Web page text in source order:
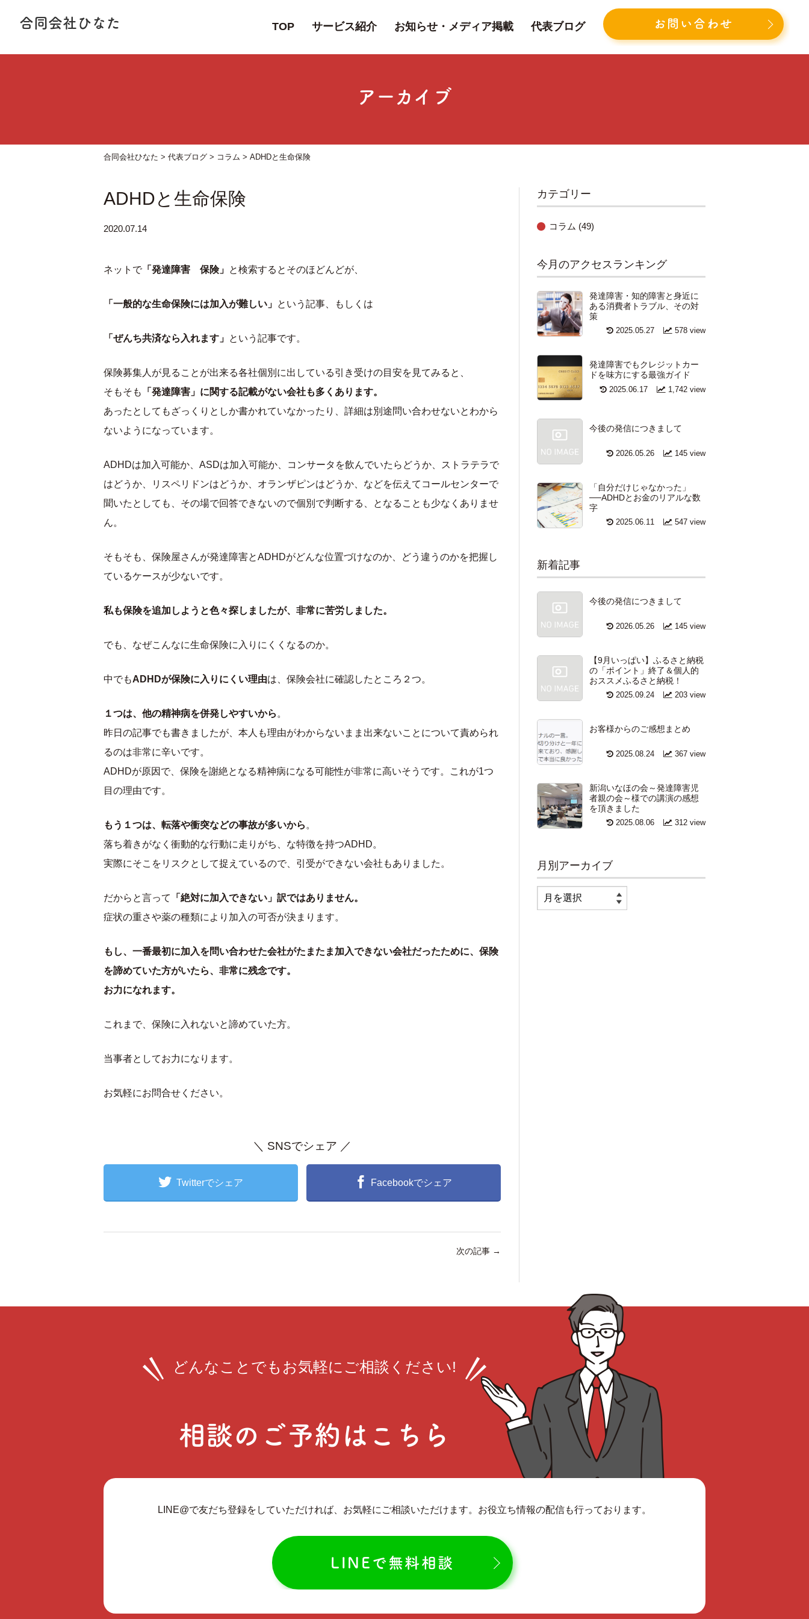
合同会社ひなた TOP サービス紹介 お知らせ・メディア掲載 代表ブログ お問い合わせ
アーカイブ
合同会社ひなた > 代表ブログ > コラム > ADHDと生命保険
ADHDと生命保険
2020.07.14
ネットで「発達障害 保険」 と検索するとそのほどんどが、
「一般的な生命保険には加入が難しい」 という記事、もしくは
「ぜんち共済なら入れます」 という記事です。
保険募集人が見ることが出来る各社個別に出している引き受けの目安を見てみると、
そもそも
「発達障害」に関する記載がない会社も多くあります。
あったとしてもざっくりとしか書かれていなかったり、詳細は別途問い合わせないとわから
ないようになっています。
ADHDは加入可能か、ASDは加入可能か、コンサータを飲んでいたらどうか、ストラテラで
はどうか、リスペリドンはどうか、オランザピンはどうか、などを伝えてコールセンターで
聞いたとしても、その場で回答できないので個別で判断する、となることも少なくありませ
ん。
そもそも、保険屋さんが発達障害とADHDがどんな位置づけなのか、どう違うのかを把握し
ているケースが少ないです。
私も保険を追加しようと色々探しましたが、非常に苦労しました。
でも、なぜこんなに生命保険に入りにくくなるのか。
中でもADHDが保険に入りにくい理由は、保険会社に確認したところ２つ。
１つは、他の精神病を併発しやすいから 。
昨日の記事でも書きましたが、本人も理由がわからないまま出来ないことについて責められ
るのは非常に辛いです。
ADHDが原因で、保険を謝絶となる精神病になる可能性が非常に高いそうです。これが1つ
目の理由です。
もう１つは、転落や衝突などの事故が多いから 。
落ち着きがなく衝動的な行動に走りがち、な特徴を持つADHD。
実際にそこをリスクとして捉えているので、引受ができない会社もありました。
だからと言って
「絶対に加入できない」訳ではありません。
症状の重さや薬の種類により加入の可否が決まります。
もし、一番最初に加入を問い合わせた会社がたまたま加入できない会社だったために、保険
を諦めていた方がいたら、非常に残念です。
お力になれます。
これまで、保険に入れないと諦めていた方。
当事者としてお力になります。
お気軽にお問合せください。
＼ SNSでシェア ／
Twitterでシェア Facebookでシェア
次の記事 →
カテゴリー
コラム (49)
今月のアクセスランキング
発達障害・知的障害と身近に
ある消費者トラブル、その対
策
578 view
2025.05.27
発達障害でもクレジットカー
ドを味方にする最強ガイド
1,742 view
2025.06.17
今後の発信につきまして
145 view
2026.05.26
「自分だけじゃなかった」
──ADHDとお金のリアルな数
字
547 view
2025.06.11
新着記事
今後の発信につきまして
145 view
2026.05.26
【9月いっぱい】ふるさと納税
の「ポイント」終了＆個人的
おススメふるさと納税！
203 view
2025.09.24
お客様からのご感想まとめ
367 view
2025.08.24
新潟いなほの会～発達障害児
者親の会～様での講演の感想
を頂きました
312 view
2025.08.06
月別アーカイブ
どんなことでも お気軽にご相談ください!
相談のご予約はこちら
LINE@で友だち登録をしていただければ、お気軽にご相談いただけます。お役立ち情報の配信も行っております。
LINEで無料相談